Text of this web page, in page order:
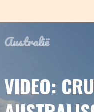
Australië
VIDEO: